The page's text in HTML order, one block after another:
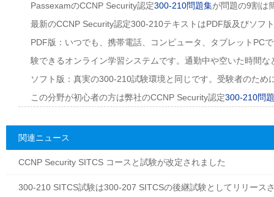
PassexamのCCNP Security認定300-210問題集が問題の9割は
最新のCCNP Security認定300-210テキストはPDF版及びソフ
PDF版：いつでも、携帯電話、コンピュータ、タブレットPC
験できるオンライン学習システムです。通勤中や空いた時間
ソフト版：真実の300-210試験環境と同じです。受験者のため
この分野が初心者の方は弊社のCCNP Security認定300-210問
関連ニュース
CCNP Security SITCS コースと試験が改定されました
300-210 SITCS試験は300-207 SITCSの後継試験としてリリース